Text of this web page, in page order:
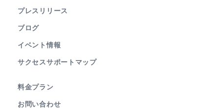
プレスリリース
ブログ
イベント情報
サクセスサポートマップ
料金プラン
お問い合わせ